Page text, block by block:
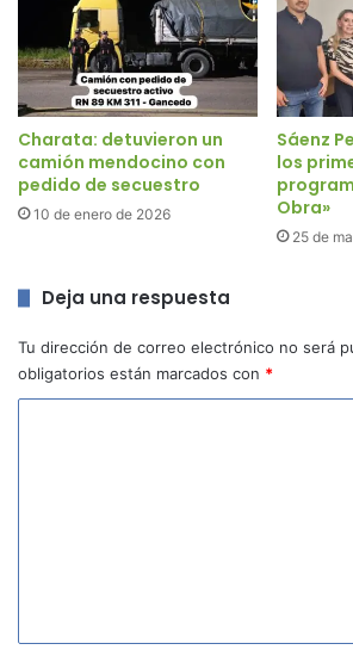
Charata: detuvieron un
camión mendocino con
pedido de secuestro
10 de enero de 2026
Sáenz
los
Obra»
25 de
Deja una respuesta
Tu dirección de correo electrónico no será
obligatorios están marcados con *